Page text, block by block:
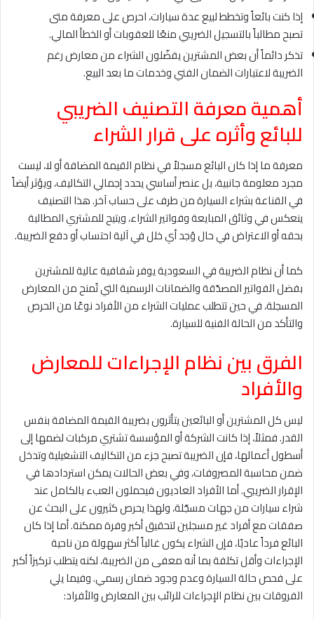
إذا كنت بائعاً وتخطط لبيع عدة سيارات، احرص على معرفة متى
تصبح مطالباً بالتسجيل الضريبي منعًا للعقوبات أو الخطأ المالي.
تذكر دائماً أن بعض المشترين يفضّلون الشراء من معارض رغم
الضريبة لاعتبارات الضمان الفني وخدمات ما بعد البيع.
أهمية معرفة التصنيف الضريبي
للبائع وأثره على قرار الشراء
معرفة ما إذا كان البائع مسجلاً في نظام القيمة المضافة أو لا، ليست
مجرد معلومة جانبية، بل عنصر أساسي يحدد إجمالي التكاليف، ويؤثر أيضاً
في القناعة بشراء السيارة من طرف على حساب آخر. هذا التصنيف
ينعكس في وثائق المبايعة وفواتير الشراء، ويتيح للمشتري المطالبة
بحقه أو الاعتراض في حال وُجد أي خلل في آلية احتساب أو دفع الضريبة.
كما أن نظام الضريبة في السعودية يوفر شفافية عالية للمشترين
بفضل الفواتير المصدّقة والضمانات الرسمية التي تُمنح من المعارض
المسجلة، في حين تتطلب عمليات الشراء من الأفراد نوعًا من الحرص
والتأكد من الحالة الفنية للسيارة.
الفرق بين نظام الإجراءات للمعارض
والأفراد
ليس كل المشترين أو البائعين يتأثرون بضريبة القيمة المضافة بنفس
القدر. فمثلاً، إذا كانت الشركة أو المؤسسة تشتري مركبات لضمها إلى
أسطول أعمالها، فإن الضريبة تصبح جزء من التكاليف التشغيلية وتدخل
ضمن محاسبة المصروفات، وفي بعض الحالات يمكن استردادها في
الإقرار الضريبي. أما الأفراد العاديون فيحملون العبء بالكامل عند
شراء سيارات من جهات مسجّلة، ولهذا يحرص كثيرون على البحث عن
صفقات مع أفراد غير مسجلين لتحقيق أكبر وفرة ممكنة. أما إذا كان
البائع فرداً عاديًا، فإن الشراء يكون غالباً أكثر سهولة من ناحية
الإجراءات وأقل تكلفة بما أنه معفى من الضريبة، لكنه يتطلب تركيزاً أكبر
على فحص حالة السيارة وعدم وجود ضمان رسمي. وفيما يلي
الفروقات بين نظام الإجراءات للرائب بين المعارض والأفراد: